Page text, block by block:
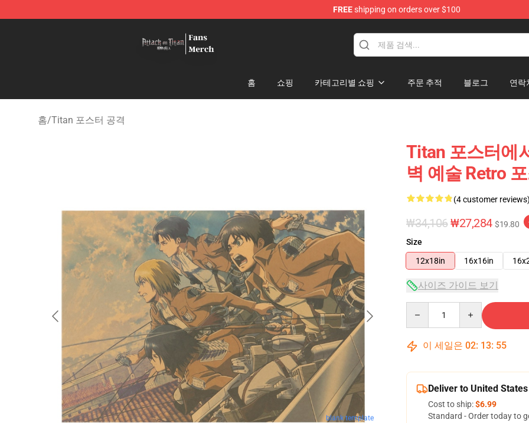
FREEshipping on orders over $100
홈 쇼핑 카테고리별 쇼핑 주문 추적 블로그 연락
홈/Titan 포스터 공격
blank template
Titan 포스터에
벽 예술 Retro
(4 customer reviews)
₩34,106₩27,284 $19.80
Size
12x18in
16x16in
사이즈 가이드 보기
이 세일은 02: 13: 54
Deliver to United States
Cost to ship:$6.99
Standard - Order today to